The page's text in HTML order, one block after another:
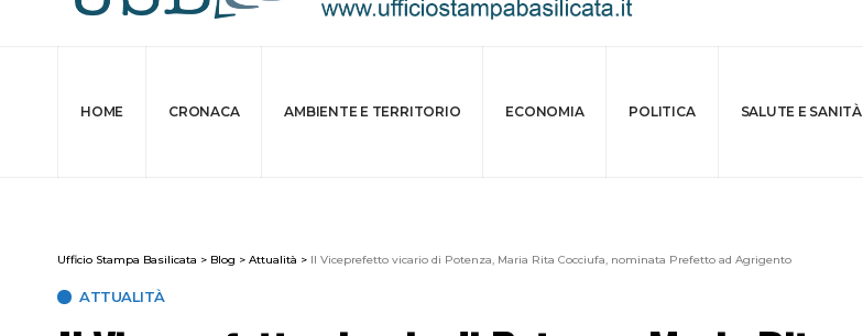
HOME CRONACA AMBIENTE E TERRITORIO ECONOMIA POLITICA SALUTE E SANITÀ
Ufficio Stampa Basilicata > Blog > Attualità > Il Viceprefetto vicario di Potenza, Maria Rita Cocciufa, nominata Prefetto ad Agrigento
ATTUALITÀ